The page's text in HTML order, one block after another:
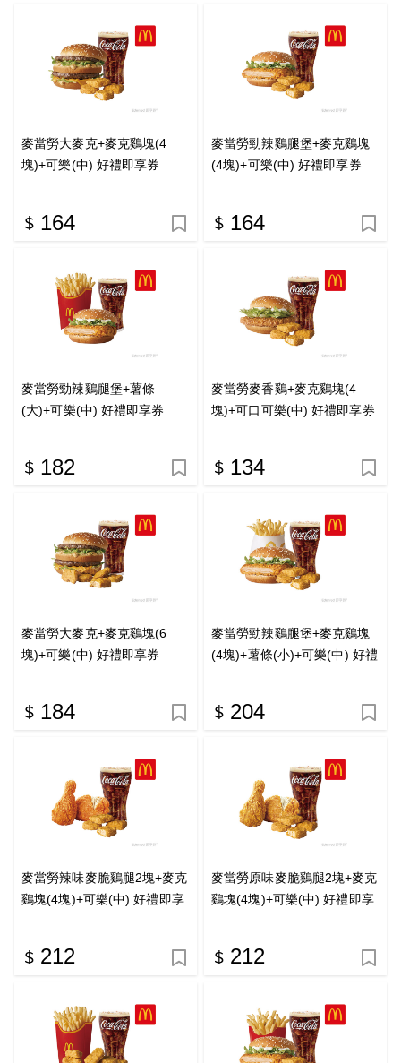
麥當勞大麥克+麥克鷄塊(4
塊)+可樂(中) 好禮即享券
164
麥當勞勁辣鷄腿堡+麥克鷄塊
(4塊)+可樂(中) 好禮即享券
164
麥當勞勁辣鷄腿堡+薯條
(大)+可樂(中) 好禮即享券
182
麥當勞麥香鷄+麥克鷄塊(4
塊)+可口可樂(中) 好禮即享券
134
麥當勞大麥克+麥克鷄塊(6
塊)+可樂(中) 好禮即享券
184
麥當勞勁辣鷄腿堡+麥克鷄塊
(4塊)+薯條(小)+可樂(中) 好禮
204
麥當勞辣味麥脆鷄腿2塊+麥克
鷄塊(4塊)+可樂(中) 好禮即享
212
麥當勞原味麥脆鷄腿2塊+麥克
鷄塊(4塊)+可樂(中) 好禮即享
212